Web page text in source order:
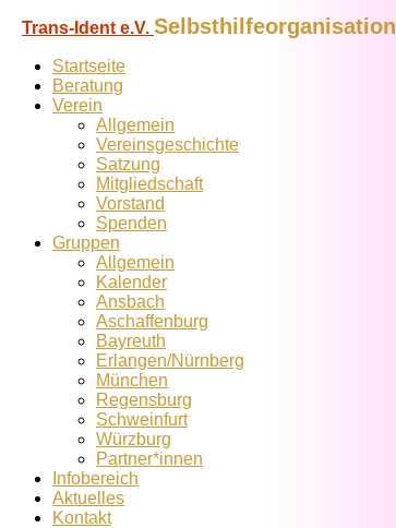
Trans-Ident e.V. Selbsthilfeorganisation
Startseite
Beratung
Verein
Allgemein
Vereins­geschichte
Satzung
Mitglied­schaft
Vorstand
Spenden
Gruppen
Allgemein
Kalender
Ansbach
Aschaffenburg
Bayreuth
Erlangen/Nürnberg
München
Regensburg
Schweinfurt
Würzburg
Partner*innen
Infobereich
Aktuelles
Kontakt